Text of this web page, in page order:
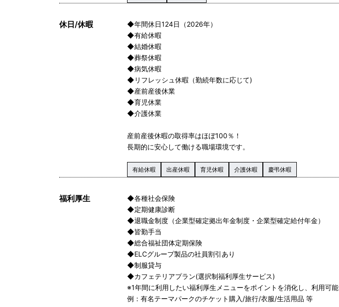
休日/休暇
◆年間休日124日（2026年）
◆有給休暇
◆結婚休暇
◆葬祭休暇
◆病気休暇
◆リフレッシュ休暇（勤続年数に応じて)
◆産前産後休業
◆育児休業
◆介護休業
産前産後休暇の取得率はほぼ100％！
長期的に安心して働ける職場環境です。
有給休暇 出産休暇 育児休暇 介護休暇 慶弔休暇
福利厚生
◆各種社会保険
◆定期健康診断
◆退職金制度（企業型確定拠出年金制度・企業型確定給付年金）
◆皆勤手当
◆総合福祉団体定期保険
◆ELCグループ製品の社員割引あり
◆制服貸与
◆カフェテリアプラン(選択制福利厚生サービス)
※1年間に利用したい福利厚生メニューをポイントを消化し、利用可能
例：有名テーマパークのチケット購入/旅行/衣服/生活用品 等